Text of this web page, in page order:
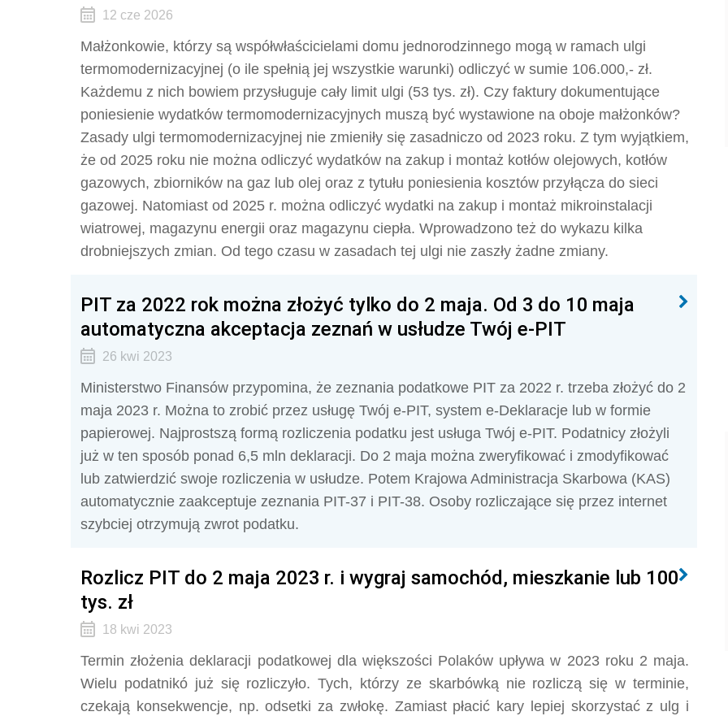
12 cze 2026
Małżonkowie, którzy są współwłaścicielami domu jednorodzinnego mogą w ramach ulgi
termomodernizacyjnej (o ile spełnią jej wszystkie warunki) odliczyć w sumie 106.000,- zł.
Każdemu z nich bowiem przysługuje cały limit ulgi (53 tys. zł). Czy faktury dokumentujące
poniesienie wydatków termomodernizacyjnych muszą być wystawione na oboje małżonków?
Zasady ulgi termomodernizacyjnej nie zmieniły się zasadniczo od 2023 roku. Z tym wyjątkiem,
że od 2025 roku nie można odliczyć wydatków na zakup i montaż kotłów olejowych, kotłów
gazowych, zbiorników na gaz lub olej oraz z tytułu poniesienia kosztów przyłącza do sieci
gazowej. Natomiast od 2025 r. można odliczyć wydatki na zakup i montaż mikroinstalacji
wiatrowej, magazynu energii oraz magazynu ciepła. Wprowadzono też do wykazu kilka
drobniejszych zmian. Od tego czasu w zasadach tej ulgi nie zaszły żadne zmiany.
PIT za 2022 rok można złożyć tylko do 2 maja. Od 3 do 10 maja
automatyczna akceptacja zeznań w usłudze Twój e-PIT
26 kwi 2023
Ministerstwo Finansów przypomina, że zeznania podatkowe PIT za 2022 r. trzeba złożyć do 2
maja 2023 r. Można to zrobić przez usługę Twój e-PIT, system e-Deklaracje lub w formie
papierowej. Najprostszą formą rozliczenia podatku jest usługa Twój e-PIT. Podatnicy złożyli
już w ten sposób ponad 6,5 mln deklaracji. Do 2 maja można zweryfikować i zmodyfikować
lub zatwierdzić swoje rozliczenia w usłudze. Potem Krajowa Administracja Skarbowa (KAS)
automatycznie zaakceptuje zeznania PIT-37 i PIT-38. Osoby rozliczające się przez internet
szybciej otrzymują zwrot podatku.
Rozlicz PIT do 2 maja 2023 r. i wygraj samochód, mieszkanie lub 100
tys. zł
18 kwi 2023
Termin złożenia deklaracji podatkowej dla większości Polaków upływa w 2023 roku 2 maja.
Wielu podatnikó już się rozliczyło. Tych, którzy ze skarbówką nie rozliczą się w terminie,
czekają konsekwencje, np. odsetki za zwłokę. Zamiast płacić kary lepiej skorzystać z ulg i